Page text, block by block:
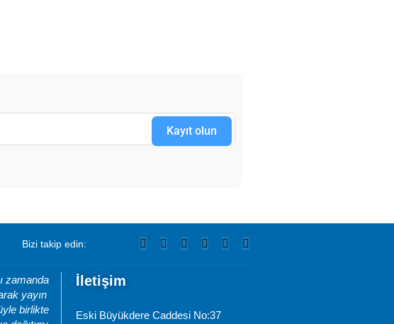
Kayıt olun
Bizi takip edin:
zamanda
yayın
birlikte
İletişim
Eski Büyükdere Caddesi No:37